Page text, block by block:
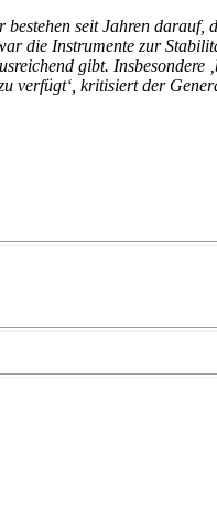
seit Jahren darauf,
die Instrumente zur
gibt. Insbesondere
verfügt‘, kritisiert der